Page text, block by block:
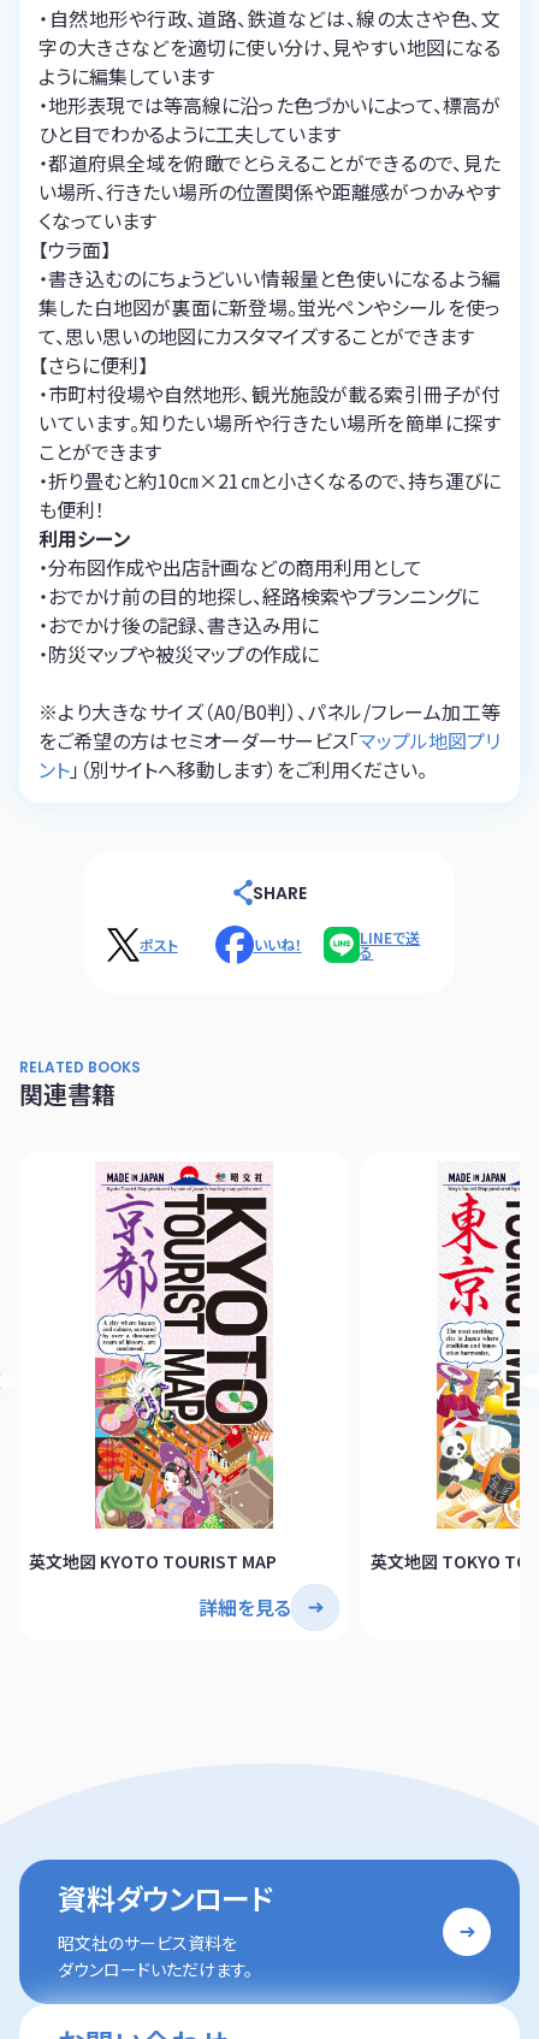
・自然地形や行政、道路、鉄道などは、線の太さや色、文
字の大きさなどを適切に使い分け、見やすい地図になる
ように編集しています
・地形表現では等高線に沿った色づかいによって、標高が
ひと目でわかるように工夫しています
・都道府県全域を俯瞰でとらえることができるので、見た
い場所、行きたい場所の位置関係や距離感がつかみやす
くなっています
【ウラ面】
・書き込むのにちょうどいい情報量と色使いになるよう編
集した白地図が裏面に新登場。蛍光ペンやシールを使っ
て、思い思いの地図にカスタマイズすることができます
【さらに便利】
・市町村役場や自然地形、観光施設が載る索引冊子が付
いています。知りたい場所や行きたい場所を簡単に探す
ことができます
・折り畳むと約10㎝×21㎝と小さくなるので、持ち運びに
も便利！
利用シーン
・分布図作成や出店計画などの商用利用として
・おでかけ前の目的地探し、経路検索やプランニングに
・おでかけ後の記録、書き込み用に
・防災マップや被災マップの作成に
※より大きなサイズ（A0/B0判）、パネル/フレーム加工等
をご希望の方はセミオーダーサービス「マップル地図プリ
ント」（別サイトへ移動します）をご利用ください。
SHARE
ポスト いいね！ LINEで送
る
RELATED BOOKS
関連書籍
英文地図 KYOTO TOURIST MAP
詳細を見る
英文地図 TOKYO
資料ダウンロード
昭文社のサービス資料を
ダウンロードいただけます。